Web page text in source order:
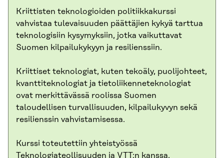
Kriittisten teknologioiden politiikkakurssi
vahvistaa tulevaisuuden päättäjien kykyä tarttua
teknologisiin kysymyksiin, jotka vaikuttavat
Suomen kilpailukykyyn ja resilienssiin.
Kriittiset teknologiat, kuten tekoäly, puolijohteet,
kvanttiteknologiat ja tietoliikenneteknologiat
ovat merkittävässä roolissa Suomen
taloudellisen turvallisuuden, kilpailukyvyn sekä
resilienssin vahvistamisessa.
Kurssi toteutettiin yhteistyössä
Teknologiateollisuuden ja VTT:n kanssa.